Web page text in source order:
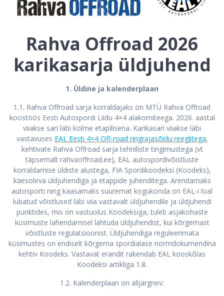
Rahva Offroad 2026
karikasarja üldjuhend
1. Üldine ja kalenderplaan
1.1. Rahva Offroad sarja korraldajaks on MTÜ Rahva Offroad
koostöös Eesti Autospordi Liidu 4×4 alakomiteega. 2026. aastal
viiakse sari läbi kolme etapilisena. Karikasari viiakse läbi
vastavuses EAL Eesti 4×4 Off-road ringrajasõidu reeglitega,
kehtivate Rahva Offroad sarja tehniliste tingimustega (vt
täpsemalt rahvaoffroad.ee), EAL autospordivõistluste
korraldamise üldiste alustega, FIA Spordikoodeksi (Koodeks),
käesoleva üldjuhendiga ja etappide juhenditega. Arendamaks
autosporti ning kaasamaks suuremat kogukonda on EAL-i loal
lubatud võistlused läbi viia vastavalt üldjuhendile ja üldjuhendi
punktides, mis on vastuolus Koodeksiga, tuleb asjakohaste
küsimuste lahendamisel lähtuda üldjuhendist, kui kõrgemast
võistluste regulatsioonist. Üldjuhendiga reguleerimata
küsimustes on endiselt kõrgema spordialase normdokumendina
kehtiv Koodeks. Vastavat erandit rakendab EAL kooskõlas
Koodeksi artikliga 1.8.
1.2. Kalenderplaan on alljärgnev: